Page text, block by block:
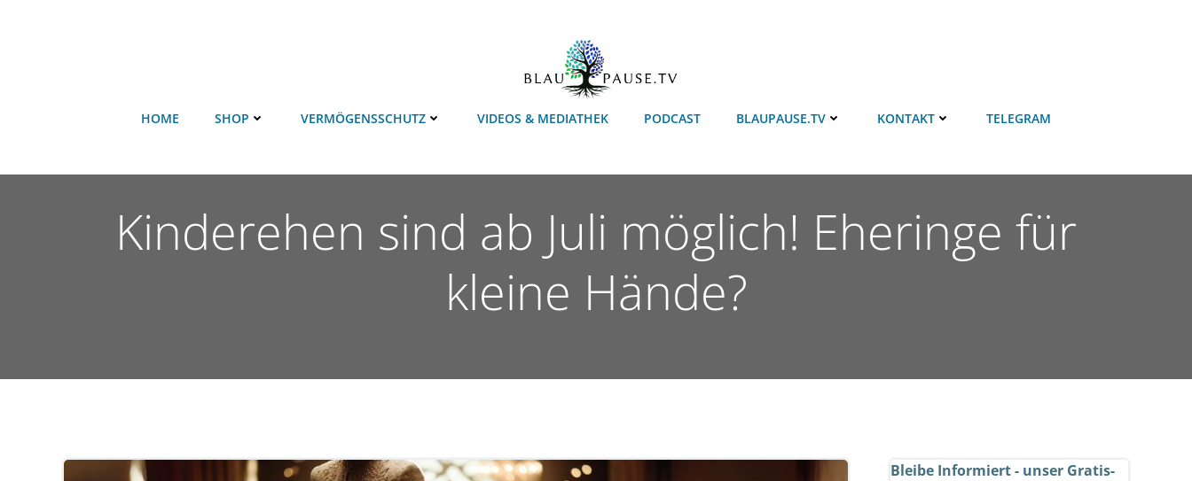
HOME SHOP VERMÖGENSSCHUTZ VIDEOS & MEDIATHEK PODCAST BLAUPAUSE.TV KONTAKT TELEGRAM
Kinderehen sind ab Juli möglich! Eheringe für
kleine Hände?
Bleibe Informiert - unser Gratis-